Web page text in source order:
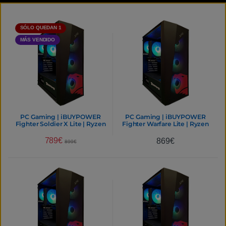
SÓLO QUEDAN 1
MÁS VENDIDO
PC Gaming | iBUYPOWER
Fighter Soldier X Lite | Ryzen
AC53 | RTX 3050 6GB GDDR6
| Ordenador eSports
789€ 899€
PC Gaming | iBUYPOWER
Fighter Warfare Lite | Ryzen
| GeForce RTX 5060 8GB
GDDR7 | WiFi AC53 |
869€